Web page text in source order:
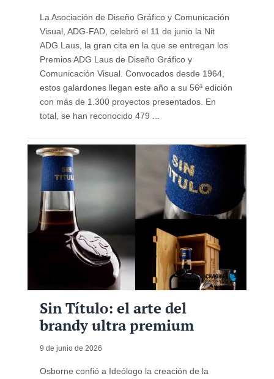
La Asociación de Diseño Gráfico y Comunicación
Visual, ADG-FAD, celebró el 11 de junio la Nit
ADG Laus, la gran cita en la que se entregan los
Premios ADG Laus de Diseño Gráfico y
Comunicación Visual. Convocados desde 1964,
estos galardones llegan este año a su 56ª edición
con más de 1.300 proyectos presentados. En
total, se han reconocido 479 ...
Sin Título: el arte del
brandy ultra premium
9 de junio de 2026
Osborne confió a Ideólogo la creación de la